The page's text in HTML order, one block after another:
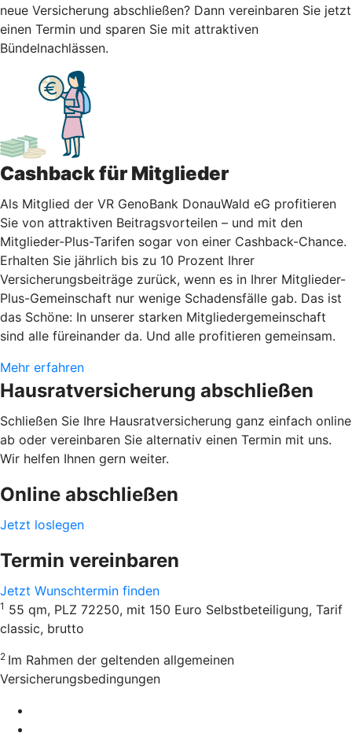
neue Versicherung abschließen? Dann vereinbaren Sie jetzt
einen Termin und sparen Sie mit attraktiven
Bündelnachlässen.
Cashback für Mitglieder
Als Mitglied der VR GenoBank DonauWald eG profitieren
Sie von attraktiven Beitragsvorteilen – und mit den
Mitglieder-Plus-Tarifen sogar von einer Cashback-Chance.
Erhalten Sie jährlich bis zu 10 Prozent Ihrer
Versicherungsbeiträge zurück, wenn es in Ihrer Mitglieder-
Plus-Gemeinschaft nur wenige Schadensfälle gab. Das ist
das Schöne: In unserer starken Mitgliedergemeinschaft
sind alle füreinander da. Und alle profitieren gemeinsam.
Mehr erfahren
Hausratversicherung abschließen
Schließen Sie Ihre Hausratversicherung ganz einfach online
ab oder vereinbaren Sie alternativ einen Termin mit uns.
Wir helfen Ihnen gern weiter.
Online abschließen
Jetzt loslegen
Termin vereinbaren
Jetzt Wunschtermin finden
1 55 qm, PLZ 72250, mit 150 Euro Selbstbeteiligung, Tarif
classic, brutto
2 Im Rahmen der geltenden allgemeinen
Versicherungsbedingungen